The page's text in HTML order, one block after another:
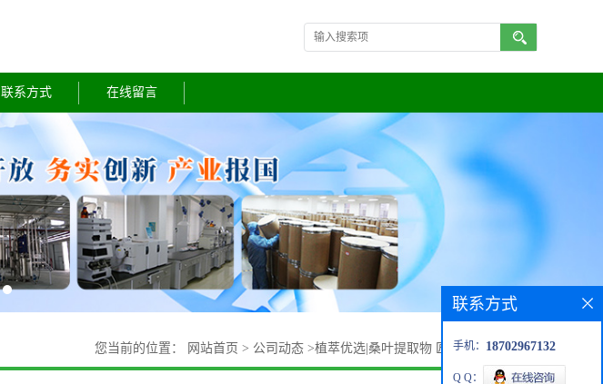
联系方式 在线留言
您当前的位置： 网站首页 > 公司动态 >植萃优选|桑叶提取物 匠心铸就品质原料
联系方式
手机： 18702967132
Q Q：